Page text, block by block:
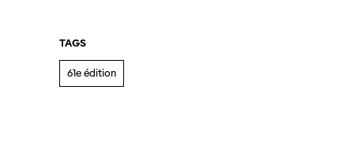
TAGS
61e édition